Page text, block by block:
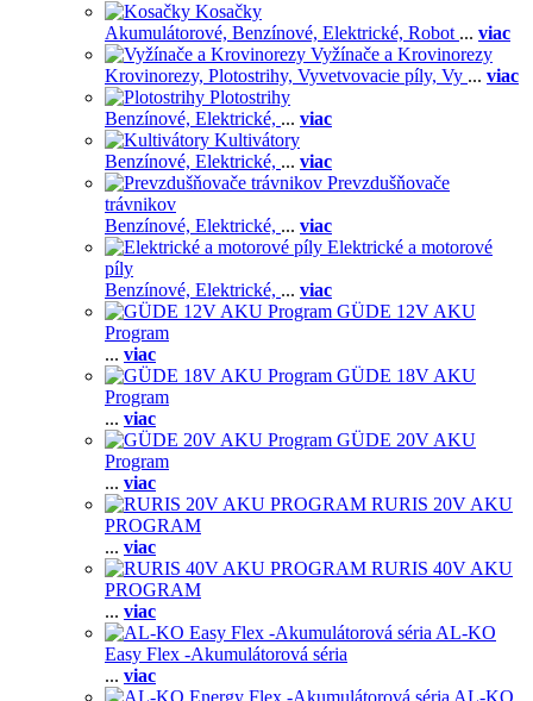
Kosačky
Akumulátorové, Benzínové, Elektrické, Robot ... viac
Vyžínače a Krovinorezy
Krovinorezy, Plotostrihy, Vyvetvovacie píly, Vy ... viac
Plotostrihy
Benzínové, Elektrické, ... viac
Kultivátory
Benzínové, Elektrické, ... viac
Prevzdušňovače
trávnikov
Benzínové, Elektrické, ... viac
Elektrické a motorové
píly
Benzínové, Elektrické, ... viac
GÜDE 12V AKU
Program
... viac
GÜDE 18V AKU
Program
... viac
GÜDE 20V AKU
Program
... viac
RURIS 20V AKU
PROGRAM
... viac
RURIS 40V AKU
PROGRAM
... viac
AL-KO
Easy Flex -Akumulátorová séria
... viac
AL-KO